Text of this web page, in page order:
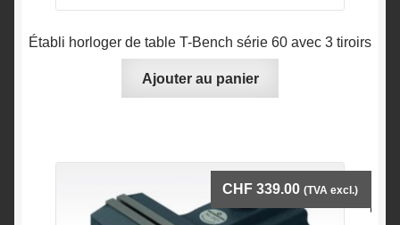
Établi horloger de table T-Bench série 60 avec 3 tiroirs
Ajouter au panier
CHF 339.00 (TVA excl.)